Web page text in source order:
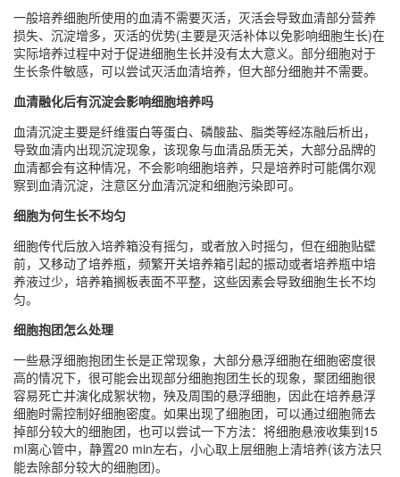
一般培养细胞所使用的血清不需要灭活，灭活会导致血清部分营养
损失、沉淀增多，灭活的优势(主要是灭活补体以免影响细胞生长)在
实际培养过程中对于促进细胞生长并没有太大意义。部分细胞对于
生长条件敏感，可以尝试灭活血清培养，但大部分细胞并不需要。
血清融化后有沉淀会影响细胞培养吗
血清沉淀主要是纤维蛋白等蛋白、磷酸盐、脂类等经冻融后析出，
导致血清内出现沉淀现象，该现象与血清品质无关，大部分品牌的
血清都会有这种情况，不会影响细胞培养，只是培养时可能偶尔观
察到血清沉淀，注意区分血清沉淀和细胞污染即可。
细胞为何生长不均匀
细胞传代后放入培养箱没有摇匀，或者放入时摇匀，但在细胞贴壁
前，又移动了培养瓶，频繁开关培养箱引起的振动或者培养瓶中培
养液过少，培养箱搁板表面不平整，这些因素会导致细胞生长不均
匀。
细胞抱团怎么处理
一些悬浮细胞抱团生长是正常现象，大部分悬浮细胞在细胞密度很
高的情况下，很可能会出现部分细胞抱团生长的现象，聚团细胞很
容易死亡并演化成絮状物，殃及周围的悬浮细胞，因此在培养悬浮
细胞时需控制好细胞密度。如果出现了细胞团，可以通过细胞筛去
掉部分较大的细胞团，也可以尝试一下方法：将细胞悬液收集到15
ml离心管中，静置20 min左右，小心取上层细胞上清培养(该方法只
能去除部分较大的细胞团)。